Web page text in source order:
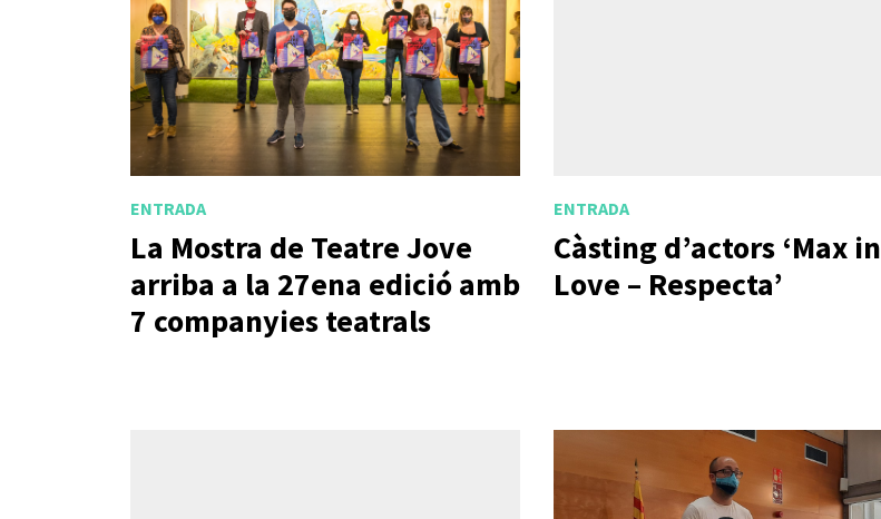
ENTRADA
La Mostra de Teatre Jove
arriba a la 27ena edició amb
7 companyies teatrals
ENTRADA
Càsting d’actors ‘Max in
Love – Respecta’